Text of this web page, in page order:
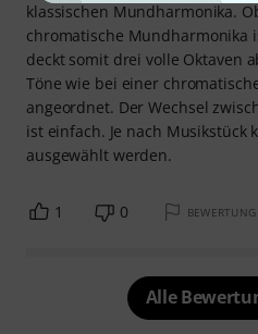
klassischen Mundharmonika.
chromatische Mundharmonika
deckt somit drei volle Oktaven
Töne wie bei einer
angeordnet. Der Wechsel
ist einfach. Je nach Musikstück
ausgewählt werden.
1 0
Alle